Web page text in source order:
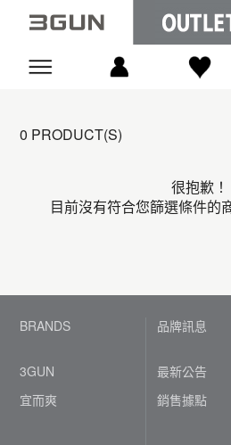
0 PRODUCT(S)
很抱歉！
目前沒有符合您篩選條件的
BRANDS
3GUN
宜而爽
品牌訊息
最新公告
銷售據點